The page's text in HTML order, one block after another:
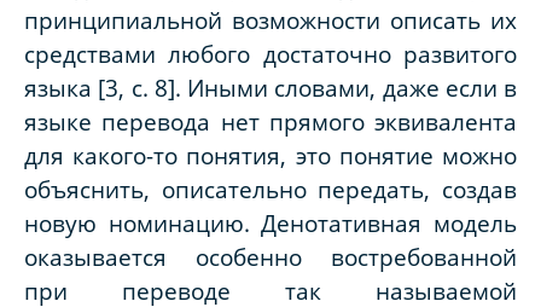
принципиальной возможности описать их
средствами любого достаточно развитого
языка [3, с. 8]. Иными словами, даже если в
языке перевода нет прямого эквивалента
для какого-то понятия, это понятие можно
объяснить, описательно передать, создав
новую номинацию. Денотативная модель
оказывается особенно востребованной
при переводе так называемой